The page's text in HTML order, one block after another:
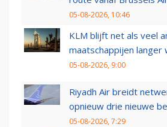
05-08-2026, 10:46
KLM blijft net als veel
maatschappijen langer
05-08-2026, 9:00
Riyadh Air breidt
opnieuw drie nieuwe
05-08-2026, 7:29